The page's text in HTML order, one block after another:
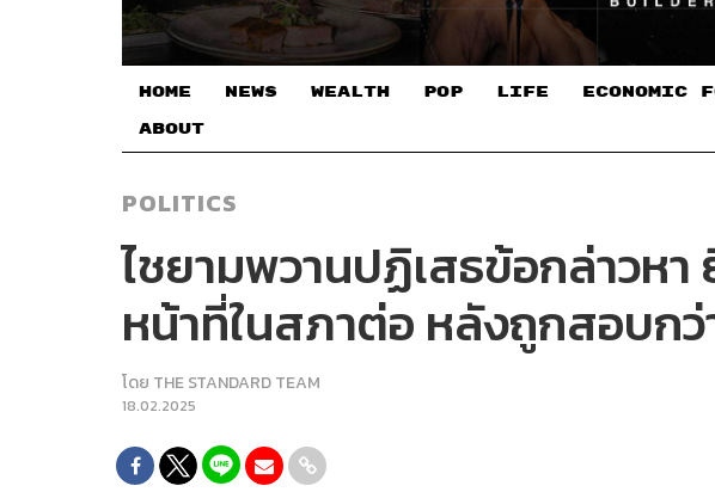
HOME NEWS WEALTH POP LIFE ECONOMIC
ABOUT
POLITICS
ไชยามพวานปฏิเสธข้อกล่าวห
หน้าที่ในสภาต่อ หลังถูกสอบกว่
โดย THE STANDARD TEAM
18.02.2025